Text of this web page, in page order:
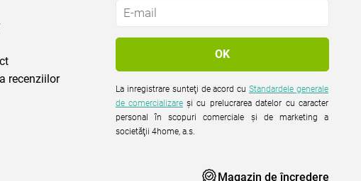
recenziilor
La inregistrare sunteţi de acord cuStandardele generale
de comercializare şi cu prelucrarea datelor cu caracter
personal în scopuri comerciale şi de marketing a
societăţii 4home, a.s.
Magazin de încredere